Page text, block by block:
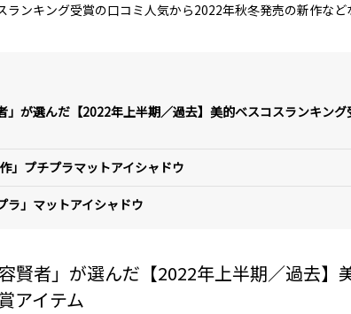
ランキング受賞の口コミ人気から2022年秋冬発売の新作など
」が選んだ【2022年上半期／過去】美的ベスコスランキング
」プチプラマットアイシャドウ
ラ」マットアイシャドウ
容賢者」が選んだ【2022年上半期／過去】
アイテム